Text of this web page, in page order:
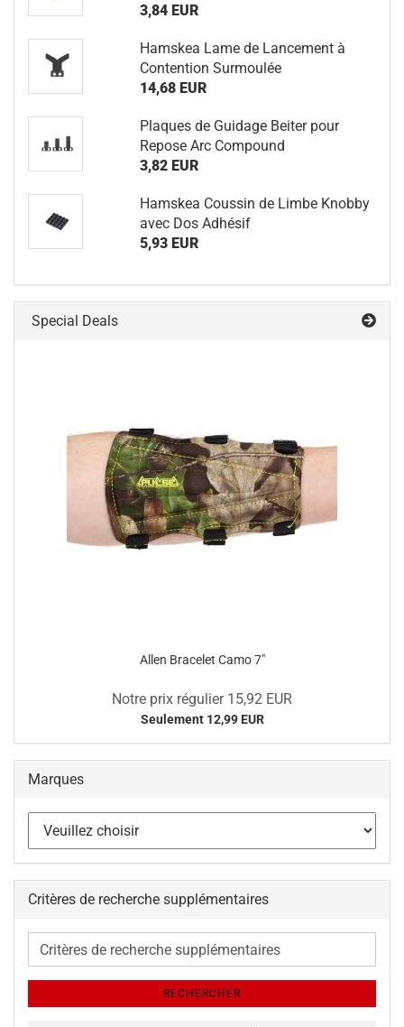
3,84 EUR
Hamskea Lame de Lancement à
Contention Surmoulée
14,68 EUR
Plaques de Guidage Beiter pour
Repose Arc Compound
3,82 EUR
Hamskea Coussin de Limbe Knobby
avec Dos Adhésif
5,93 EUR
Special Deals
Allen Bracelet Camo 7"
Notre prix régulier 15,92 EUR
Seulement 12,99 EUR
Marques
Critères de recherche supplémentaires
Critères
recherche
RECHERCHER